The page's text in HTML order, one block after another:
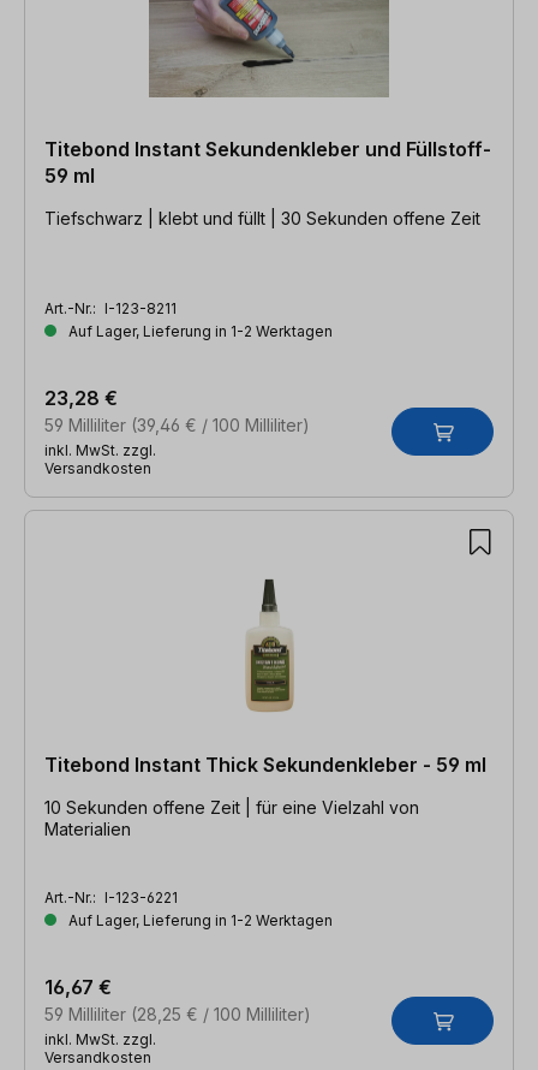
Titebond Instant Sekundenkleber und Füllstoff-
59 ml
Tiefschwarz | klebt und füllt | 30 Sekunden offene Zeit
Art.-Nr.: I-123-8211
Auf Lager, Lieferung in 1-2 Werktagen
59 Milliliter (39,46 € / 100 Milliliter)
23,28 €
inkl. MwSt. zzgl.
Versandkosten
Titebond Instant Thick Sekundenkleber - 59 ml
10 Sekunden offene Zeit | für eine Vielzahl von
Materialien
Art.-Nr.: I-123-6221
Auf Lager, Lieferung in 1-2 Werktagen
59 Milliliter (28,25 € / 100 Milliliter)
16,67 €
inkl. MwSt. zzgl.
Versandkosten